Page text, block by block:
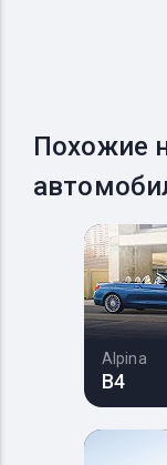
Похожие
Alpina
B4